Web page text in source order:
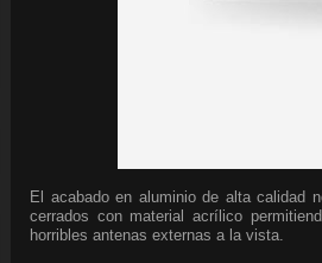
El acabado en aluminio de alta calidad
cerrados con material acrílico
horribles antenas externas a la vista.